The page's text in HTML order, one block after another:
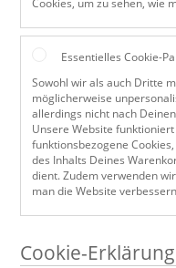
Cookies, um zu sehen, wie
Essentielles Cookie-
Sowohl wir als auch Dritte
möglicherweise
allerdings nicht nach
Unsere Website
funktionsbezogene
des Inhalts Deines
dient. Zudem verwenden
man die Website
Cookie-Erklärung